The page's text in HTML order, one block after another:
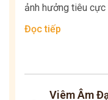
ảnh hưởng tiêu cực
Đọc tiếp
Viêm Âm